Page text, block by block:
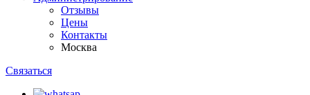
Отзывы
Цены
Контакты
Москва
Связаться